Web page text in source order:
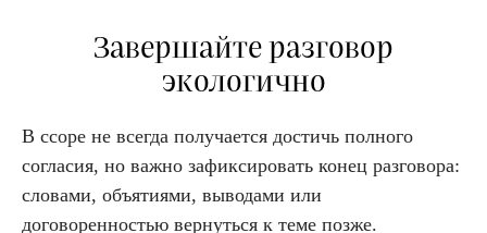
Завершайте разговор
экологично
В ссоре не всегда получается достичь полного
согласия, но важно зафиксировать конец разговора:
словами, объятиями, выводами или
договоренностью вернуться к теме позже.